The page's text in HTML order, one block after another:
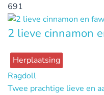
691
2 lieve cinnamon
Herplaatsing
Ragdoll
Twee prachtige lieve en